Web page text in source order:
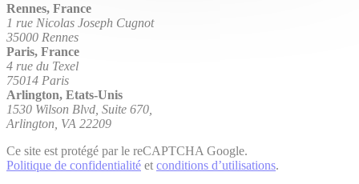
Rennes, France
1 rue Nicolas Joseph Cugnot
35000 Rennes
Paris, France
4 rue du Texel
75014 Paris
Arlington, Etats-Unis
1530 Wilson Blvd, Suite 670,
Arlington, VA 22209
Ce site est protégé par le reCAPTCHA Google.
Politique de confidentialité et conditions d’utilisations.